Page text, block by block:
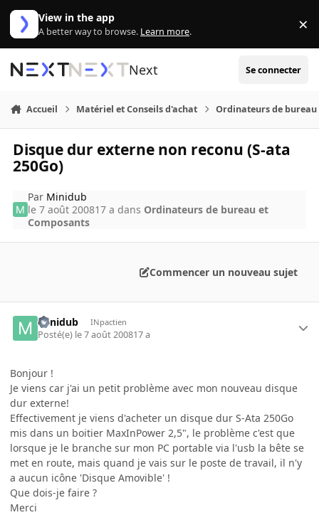
Aller au contenu
View in the app
A better way to browse. Learn more. ×
Next Se connecter
Accueil Matériel et Conseils d'achat Ordinateurs de bureau
Disque dur externe non reconu (S-ata
250Go)
Par Minidub
le 7 août 200817 a dans Ordinateurs de bureau et
Composants
Commencer un nouveau sujet
Minidub INpactien
Posté(e) le 7 août 200817 a
Bonjour !
Je viens car j'ai un petit problème avec mon nouveau disque
dur externe!
Effectivement je viens d'acheter un disque dur S-Ata 250Go
mis dans un boitier MaxInPower 2,5", le problème c'est que
lorsque je le branche sur mon PC portable via l'usb la bête se
met en route, mais quand je vais sur le poste de travail, il n'y
a aucun icône 'Disque Amovible' !
Que dois-je faire ?
Merci